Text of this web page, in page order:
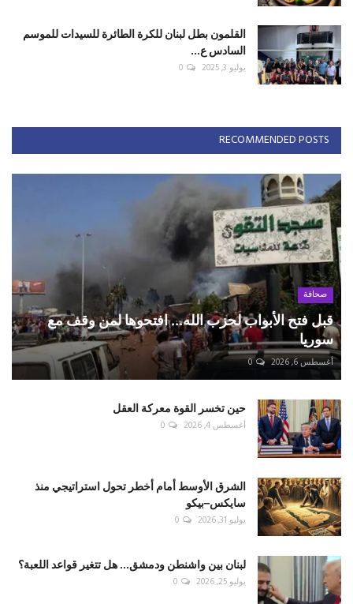
القلمون بطل لبنان للكرة الطائرة للسيدات للموسم
السادس ع...
يوليو 3, 2025 0
RECOMMENDED POSTS
صحافة
قبل فتح الأبواب لحزب الله... افتحوها لمن وقف مع
سوريا
أغسطس 6, 2026 0
حين تخسر القوة معركة العقل
أغسطس 4, 2026 0
الشرق الأوسط أمام أخطر تحول استراتيجي منذ
سايكس–بيكو
يوليو 31, 2026 0
لبنان بين واشنطن ودمشق... هل تتغير قواعد اللعبة؟
يوليو 25, 2026 0